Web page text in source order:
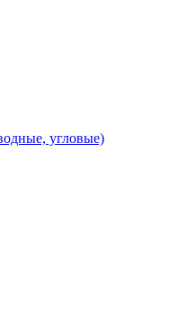
угловые)